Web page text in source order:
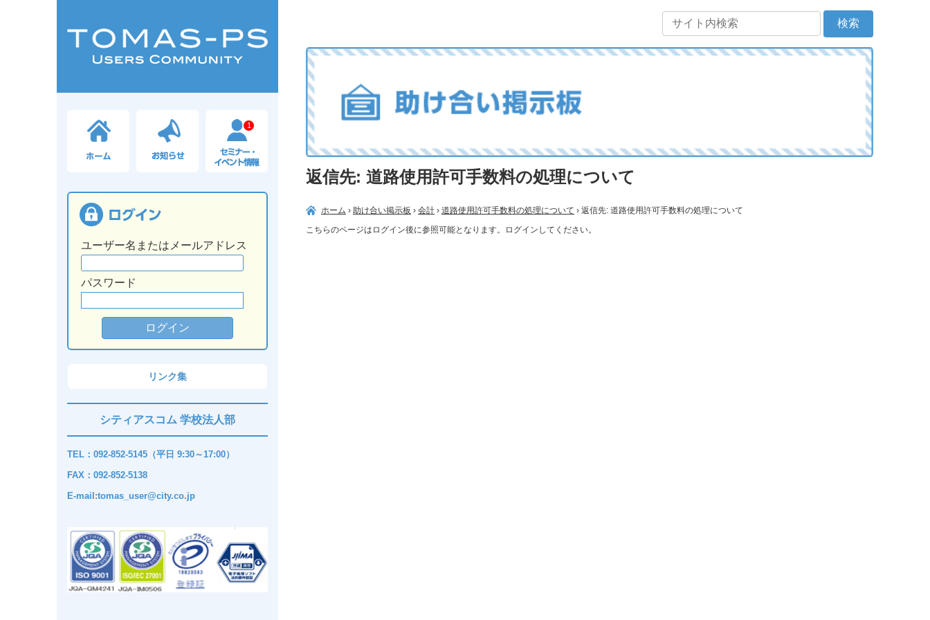
1
ユーザー名またはメールアドレス
パスワード
リンク集
シティアスコム 学校法人部
TEL：092-852-5145（平日 9:30～17:00）
FAX：092-852-5138
E-mail:tomas_user@city.co.jp
返信先: 道路使用許可手数料の処理について
ホーム › 助け合い掲示板 › 会計 › 道路使用許可手数料の処理について › 返信先: 道路使用許可手数料の処理について
こちらのページはログイン後に参照可能となります。ログインしてください。